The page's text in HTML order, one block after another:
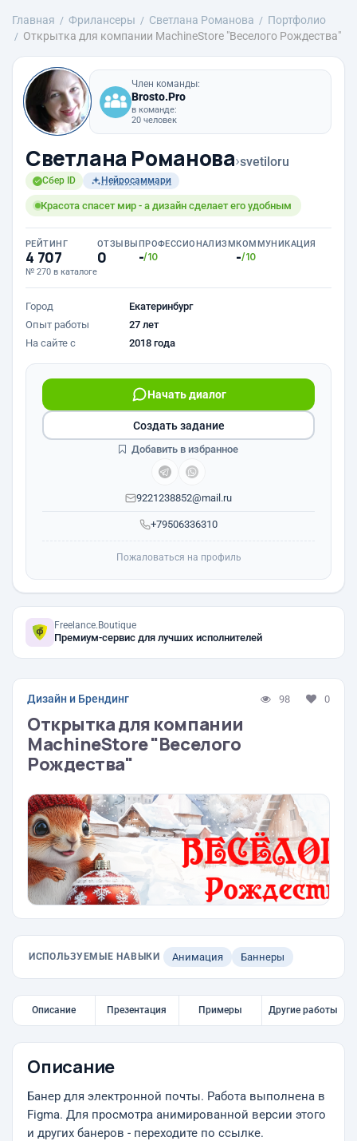
Главная Фрилансеры Светлана Романова
Портфолио
Открытка для компании MachineStore "Веселого Рождества"
Член команды:
Brosto.Pro
в команде:
20 человек
Светлана Романова›svetiloru
Сбер ID Нейросаммари
Красота спасет мир - а дизайн сделает его удобным
РЕЙТИНГ
4 707
№ 270 в каталоге
ОТЗЫВЫ
0
ПРОФЕССИОНАЛИЗМ
-/10
КОММУНИКАЦИЯ
-/10
Город
Екатеринбург
Опыт работы
27 лет
На сайте с
2018 года
+79506336310
Начать диалог
9221238852@mail.ru
Создать задание
Добавить в избранное
Пожаловаться на профиль
Freelance.Boutique
Премиум-сервис для лучших исполнителей
Дизайн и Брендинг 98 0
Открытка для компании
MachineStore "Веселого
Рождества"
ИСПОЛЬЗУЕМЫЕ НАВЫКИ Анимация Баннеры
Описание Презентация Примеры Другие работы
Описание
Банер для электронной почты. Работа выполнена в
Figma. Для просмотра анимированной версии этого
и других банеров - переходите по ссылке.